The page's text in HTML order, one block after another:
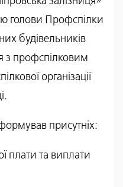
голови Профспілки
будівельників
з профспілковим
організації
присутніх:
плати та виплати